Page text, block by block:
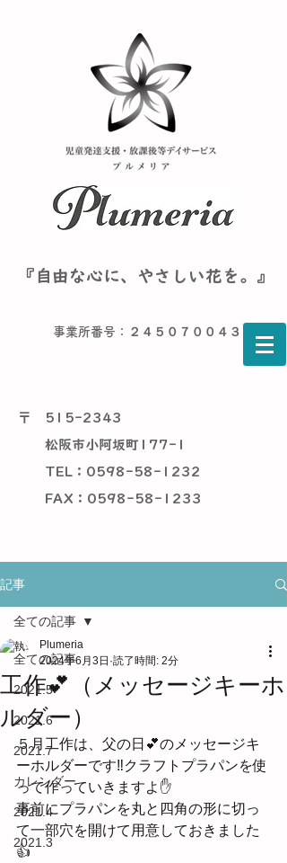
『自由な心に、やさしい花を。』
事業所番号：２４５０７００４３６
〒
515-2343
松阪市小阿坂町177-1
TEL：0598-58-1232
​ FAX：0598-58-1233
記事
全ての記事
2021.5
2021.6
2021.7
カレンダー
2021.4
2021.3
全ての記事
工作💕（メッセージキーホ
ルダー）
Plumeria
2024年6月3日 読了時間: 2分
５月工作は、父の日💕のメッセージキ
ーホルダーです‼クラフトプラパンを使
って作っていきますよ✋
事前にプラパンを丸と四角の形に切っ
て一部穴を開けて用意しておきました
👍